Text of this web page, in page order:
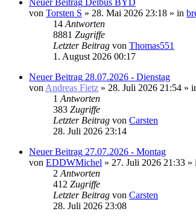
von Torsten S » 28. Mai 2026 23:18 » in
14 Antworten
8881 Zugriffe
Letzter Beitrag von Thomas551
1. August 2026 00:17
Neuer Beitrag 28.07.2026 - Dienstag
von Andreas Fietz » 28. Juli 2026 21:54 »
1 Antworten
383 Zugriffe
Letzter Beitrag von Carsten
28. Juli 2026 23:14
Neuer Beitrag 27.07.2026 - Montag
von EDDWMichel » 27. Juli 2026 21:33 »
2 Antworten
412 Zugriffe
Letzter Beitrag von Carsten
28. Juli 2026 23:08